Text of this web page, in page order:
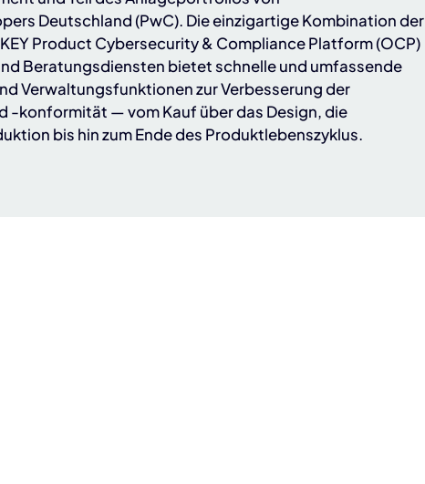
Deutschland (PwC). Die einzigartige Kombination der
Product Cybersecurity & Compliance Platform (OCP)
Beratungsdiensten bietet schnelle und umfassende
Verwaltungsfunktionen zur Verbesserung der
-konformität — vom Kauf über das Design, die
bis hin zum Ende des Produktlebenszyklus.